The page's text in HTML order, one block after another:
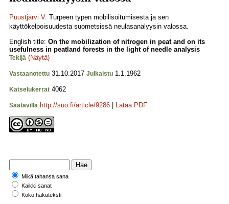
Puustjärvi V. Turpeen typen mobilisoitumisesta ja sen
käyttökelpoisuudesta suometsissä neulasanalyysin valossa.
English title: On the mobilization of nitrogen in peat and on its
usefulness in peatland forests in the light of needle analysis
Tekijä (Näytä)
Vastaanotettu 31.10.2017 Julkaistu 1.1.1962
Katselukerrat 4062
Saatavilla http://suo.fi/article/9286 Lataa PDF
Mikä tahansa sana
Kaikki sanat
Koko hakuteksti